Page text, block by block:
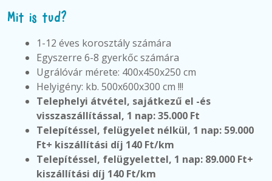
Mit is tud?
1-12 éves korosztály számára
Egyszerre 6-8 gyerkőc számára
Ugrálóvár mérete: 400x450x250 cm
Helyigény: kb. 500x600x300 cm !!!
Telephelyi átvétel, sajátkezű el -és
visszaszállítással, 1 nap: 35.000 Ft
Telepítéssel, felügyelet nélkül, 1 nap: 59.000
Ft+ kiszállítási díj 140 Ft/km
Telepítéssel, felügyelettel, 1 nap: 89.000 Ft+
kiszállítási díj 140 Ft/km